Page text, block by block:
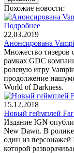
Похожие новости:
Подробнее
22.03.2019
Анонсирована
Множество тизеров
рамках GDC
ролевую игру
продолжение
World of Darkness.
15.12.2018
Новый геймплей
Издание IGN
New Dawn. В
один из персонажей
которой